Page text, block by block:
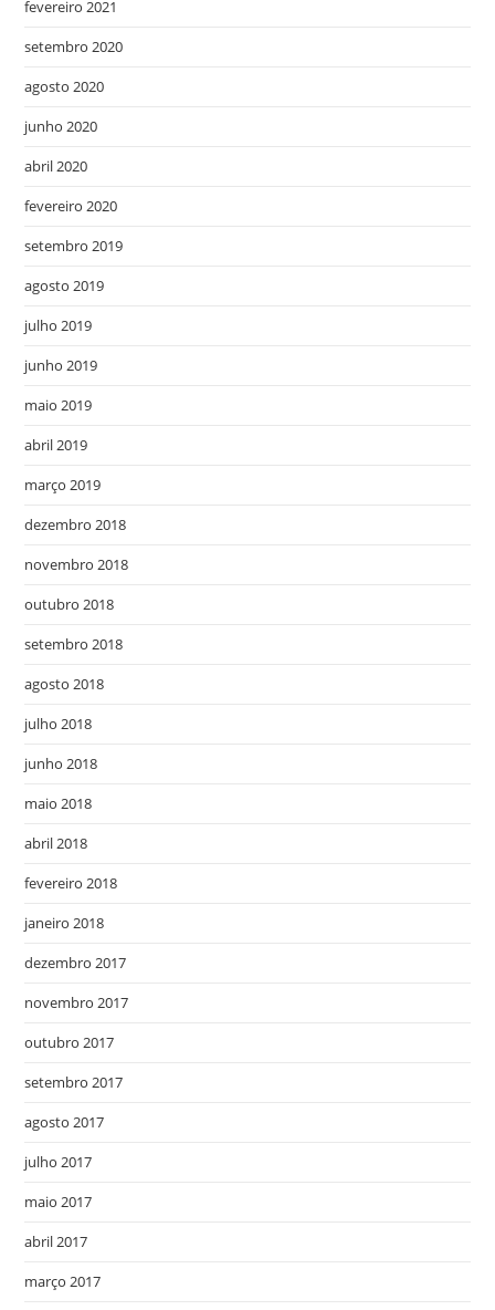
fevereiro 2021
setembro 2020
agosto 2020
junho 2020
abril 2020
fevereiro 2020
setembro 2019
agosto 2019
julho 2019
junho 2019
maio 2019
abril 2019
março 2019
dezembro 2018
novembro 2018
outubro 2018
setembro 2018
agosto 2018
julho 2018
junho 2018
maio 2018
abril 2018
fevereiro 2018
janeiro 2018
dezembro 2017
novembro 2017
outubro 2017
setembro 2017
agosto 2017
julho 2017
maio 2017
abril 2017
março 2017